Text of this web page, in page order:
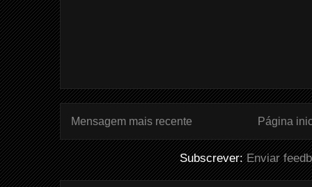
Mensagem mais recente Página
Subscrever:Enviar